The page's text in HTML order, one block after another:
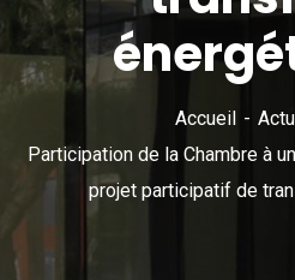
Accueil
Participation de la Chambre à
projet participatif de